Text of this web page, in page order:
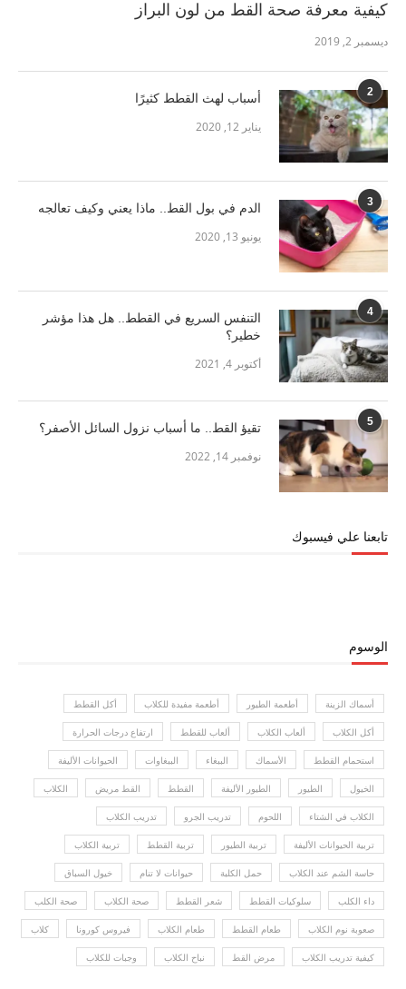
كيفية معرفة صحة القط من لون البراز
ديسمبر 2, 2019
2 أسباب لهث القطط كثيرًا
يناير 12, 2020
3 الدم في بول القط.. ماذا يعني وكيف تعالجه
يونيو 13, 2020
4
التنفس السريع في القطط.. هل هذا مؤشر
خطير؟
أكتوبر 4, 2021
5 تقيؤ القط.. ما أسباب نزول السائل الأصفر؟
نوفمبر 14, 2022
تابعنا علي فيسبوك
الوسوم
أسماك الزينة أطعمة الطيور أطعمة مفيدة للكلاب أكل القطط
أكل الكلاب ألعاب الكلاب ألعاب للقطط ارتفاع درجات الحرارة
استحمام القطط الأسماك الببغاء الببغاوات الحيوانات الأليفة
الخيول الطيور الطيور الأليفة القطط القط مريض الكلاب
الكلاب في الشتاء اللحوم تدريب الجرو تدريب الكلاب
تربية الحيوانات الأليفة تربية الطيور تربية القطط تربية الكلاب
حاسة الشم عند الكلاب حمل الكلبة حيوانات لا تنام خيول السباق
داء الكلب سلوكيات القطط شعر القطط صحة الكلاب صحة الكلب
صعوبة نوم الكلاب طعام القطط طعام الكلاب فيروس كورونا كلاب
كيفية تدريب الكلاب مرض القط نباح الكلاب وجبات للكلاب